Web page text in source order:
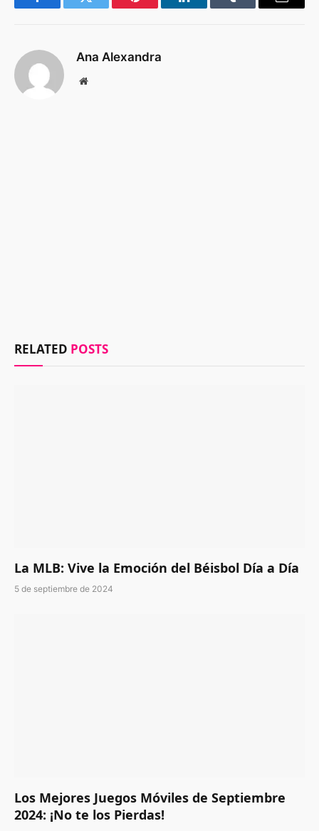
FacebookTwitter Pinterest LinkedInTumblr Email
Ana Alexandra
Website
RELATED POSTS
La MLB: Vive la Emoción del Béisbol Día a Día
5 de septiembre de 2024
Los Mejores Juegos Móviles de Septiembre
2024: ¡No te los Pierdas!